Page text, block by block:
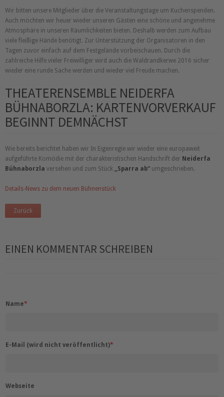
Wir bitten unsere Mitglieder über die Veranstaltungstage um Kuchenspenden.
Auch möchten wir heuer wieder unseren Gästen eine schöne und angenehme
Atmosphäre in unseren Räumlichkeiten bieten. Deshalb werden zum Aufbau
viele fleißige Hände benötigt. Zur Unterstützung der Organisatoren in den
Tagen zuvor einfach auf dem Festgelände vorbeischauen. Durch die
zahlreiche Hilfe vieler Freiwilliger wird auch die Waldrandkerwe 2016 sicher
wieder eine runde Sache werden und wieder viel Freude machen.
THEATERENSEMBLE NEIDERFA
BÜHNABORZLA: KARTENVORVERKAUF
BEGINNT DEMNÄCHST
Wie bereits berichtet haben wir In Eigenregie wir wieder eine europaweit
aufgeführte Komödie mit der charakteristischen Handschrift der Neiderfa
Bühnaborzla versehen und zum Stück Sparra ab umgeschrieben.
Details-News zu dem neuen Bühnenstück
Zurück
EINEN KOMMENTAR SCHREIBEN
Name*
E-Mail (wird nicht veröffentlicht)*
Webseite